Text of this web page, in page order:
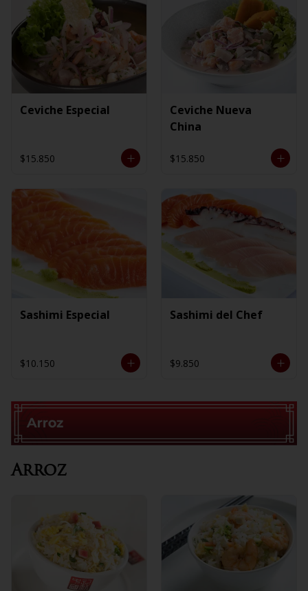
Ceviche Especial
$15.850
Ceviche Nueva
China
$15.850
Sashimi Especial
$10.150
Sashimi del Chef
$9.850
Arroz